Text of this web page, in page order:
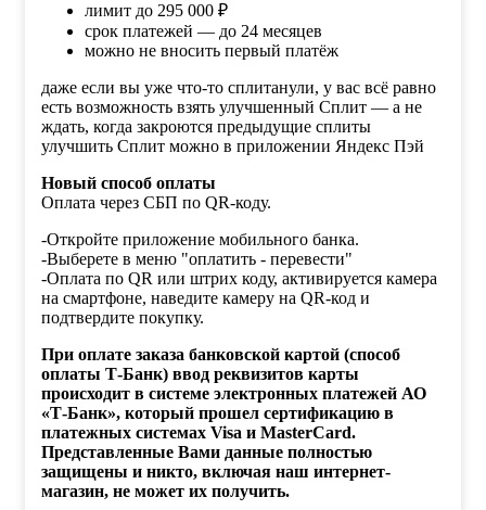
лимит до 295 000 ₽
срок платежей — до 24 месяцев
можно не вносить первый платёж
даже если вы уже что-то сплитанули, у вас всё равно
есть возможность взять улучшенный Сплит — а не
ждать, когда закроются предыдущие сплиты
улучшить Сплит можно в приложении Яндекс Пэй
Новый способ оплаты
Оплата через СБП по QR-коду.
-Откройте приложение мобильного банка.
-Выберете в меню "оплатить - перевести"
-Оплата по QR или штрих коду, активируется камера
на смартфоне, наведите камеру на QR-код и
подтвердите покупку.
При оплате заказа банковской картой (способ
оплаты Т-Банк) ввод реквизитов карты
происходит в системе электронных платежей АО
«Т-Банк», который прошел сертификацию в
платежных системах Visa и MasterCard.
Представленные Вами данные полностью
защищены и никто, включая наш интернет-
магазин, не может их получить.